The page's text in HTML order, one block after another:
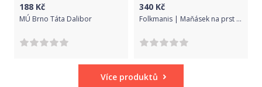
188 Kč
MÚ Brno Táta Dalibor
340 Kč
Folkmanis | Maňásek na prst zajíc plyšový
Více produktů